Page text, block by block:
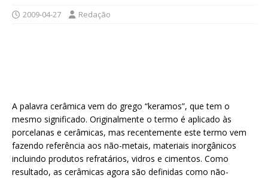
2009-04-27 Redação
A palavra cerâmica vem do grego “keramos”, que tem o
mesmo significado. Originalmente o termo é aplicado às
porcelanas e cerâmicas, mas recentemente este termo vem
fazendo referência aos não-metais, materiais inorgânicos
incluindo produtos refratários, vidros e cimentos. Como
resultado, as cerâmicas agora são definidas como não-